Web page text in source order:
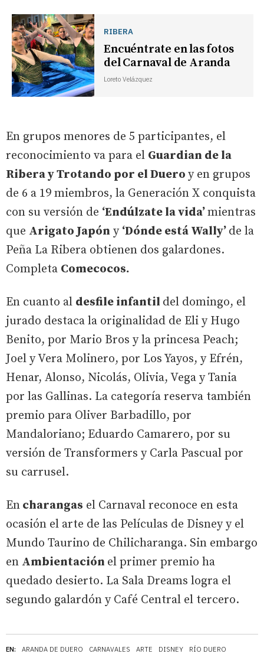
EN: ARANDA DE DUERO CARNAVALES ARTE DISNEY RÍO DUERO
RIBERA
Encuéntrate en las fotos
del Carnaval de Aranda
Loreto Velázquez
En grupos menores de 5 participantes, el
reconocimiento va para el Guardian de la
Ribera y Trotando por el Duero y en grupos
de 6 a 19 miembros, la Generación X conquista
con su versión de ‘Endúlzate la vida’mientras
que Arigato Japón y ‘Dónde está Wally’ de la
Peña La Ribera obtienen dos galardones.
Completa Comecocos.
En cuanto al desfile infantil del domingo, el
jurado destaca la originalidad de Eli y Hugo
Benito, por Mario Bros y la princesa Peach;
Joel y Vera Molinero, por Los Yayos, y Efrén,
Henar, Alonso, Nicolás, Olivia, Vega y Tania
por las Gallinas. La categoría reserva también
premio para Oliver Barbadillo, por
Mandaloriano; Eduardo Camarero, por su
versión de Transformers y Carla Pascual por
su carrusel.
En charangas el Carnaval reconoce en esta
ocasión el arte de las Películas de Disney y el
Mundo Taurino de Chilicharanga. Sin embargo
en Ambientación el primer premio ha
quedado desierto. La Sala Dreams logra el
segundo galardón y Café Central el tercero.